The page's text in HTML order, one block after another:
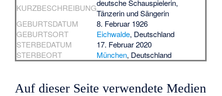
KURZBESCHREIBUNGdeutsche Schauspielerin,
Tänzerin und Sängerin
GEBURTSDATUM
8. Februar 1926
GEBURTSORT
Eichwalde, Deutschland
STERBEDATUM
17. Februar 2020
STERBEORT
München, Deutschland
Auf dieser Seite verwendete Medien